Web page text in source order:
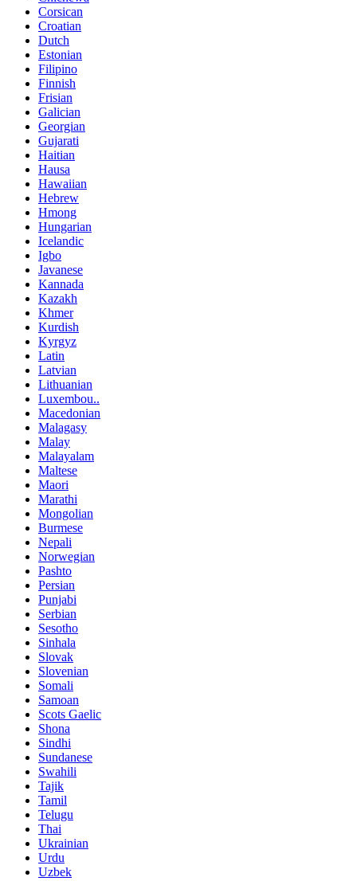
Corsican
Croatian
Dutch
Estonian
Filipino
Finnish
Frisian
Galician
Georgian
Gujarati
Haitian
Hausa
Hawaiian
Hebrew
Hmong
Hungarian
Icelandic
Igbo
Javanese
Kannada
Kazakh
Khmer
Kurdish
Kyrgyz
Latin
Latvian
Lithuanian
Luxembou..
Macedonian
Malagasy
Malay
Malayalam
Maltese
Maori
Marathi
Mongolian
Burmese
Nepali
Norwegian
Pashto
Persian
Punjabi
Serbian
Sesotho
Sinhala
Slovak
Slovenian
Somali
Samoan
Scots Gaelic
Shona
Sindhi
Sundanese
Swahili
Tajik
Tamil
Telugu
Thai
Ukrainian
Urdu
Uzbek